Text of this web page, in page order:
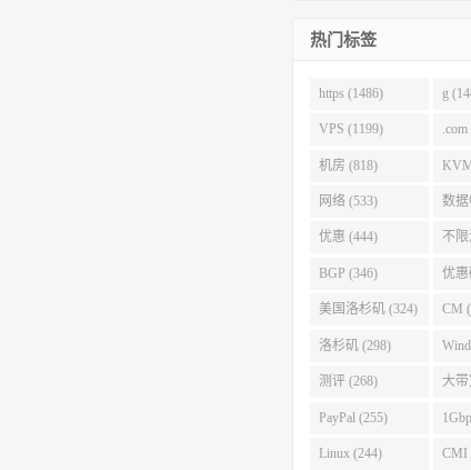
热门标签
https (1486) g
VPS (1199)
机房 (818)
网络 (533) 数据
优惠 (444) 不
BGP (346) 优惠
美国洛杉矶 (324) CM
洛杉矶 (298)
测评 (268) 大
PayPal (255)
Linux (244) CMI